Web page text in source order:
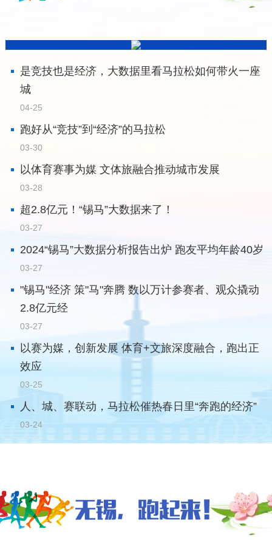
以体育赛事为媒 文体
是竞技也是经济，大数据里看马拉松如何带火一座
城
04-25
跑好从“竞技”到“经济”的马拉松
03-30
以体育赛事为媒 文体旅融合推动城市发展
03-28
超2.8亿元！“锡马”大数据来了！
03-27
2024“锡马”大数据分析报告出炉 跑友平均年龄40岁
03-27
"锡马"经济 策"马"奔腾 数以万计参赛者、观众撬动
2.8亿元经
03-27
以赛为媒，创新发展 体育+文旅深度融合，跑出正
效应
03-25
人、城、赛联动，马拉松催热春日里“奔跑的经济”
03-24